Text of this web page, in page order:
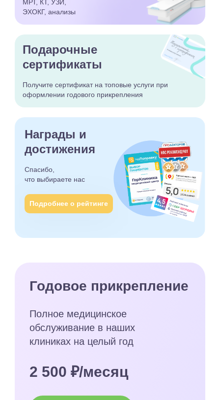
МРТ, КТ, УЗИ,
ЭХОКГ, анализы
Подарочные
сертификаты
Получите сертификатна топовые услуги при
оформлении годового прикрепления
Награды и
достижения
Спасибо,
что выбираете нас
Подробнее о рейтинге
Годовое прикрепление
Полное медицинское
обслуживание в наших
клиниках на целый год
2 500 ₽/месяц